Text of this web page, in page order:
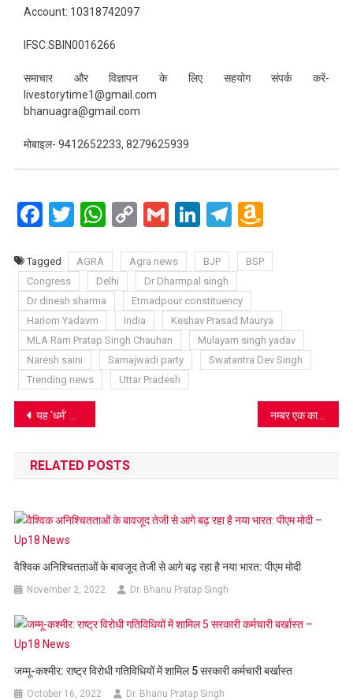
Account: 10318742097
IFSC:SBIN0016266
समाचार और विज्ञापन के लिए सहयोग संपर्क करें-
livestorytime1@gmail.com
bhanuagra@gmail.com
मोबाइल- 9412652233, 8279625939
Facebook
Twitter
WhatsApp
CopyGmailLinkedIn
Telegram
Amazon
List
Tagged AGRA Agra news BJP
BSP
Congress
Delhi
Dr Dharmpal singh
Dr dinesh sharma
Etmadpour constituency
Hariom Yadavm
India
Keshav Prasad Maurya
MLA Ram Pratap Singh Chauhan
Mulayam singh yadav
Naresh saini
Samajwadi party
Swatantra Dev Singh
Trending news
Uttar Pradesh
Post
navigation
यह ‘धर्म’ और ‘राम’ के बीच जंग, डॉ. धर्मपाल सिंह को भाजपा में लेने की मजबूरी, पढ़िए अंदर की बात नम्बर एक का झूठा है STPI, ये फोटो सबसे बड़ा प्रमाण
RELATED POSTS
वैश्विक अनिश्चितताओं के बावजूद तेजी से आगे बढ़ रहा है नया भारत: पीएम मोदी
November 2, 2022 Dr. Bhanu Pratap Singh
जम्मू-कश्मीर: राष्ट्र विरोधी गतिविधियों में शामिल 5 सरकारी कर्मचारी बर्खास्‍त
October 16, 2022 Dr. Bhanu Pratap Singh